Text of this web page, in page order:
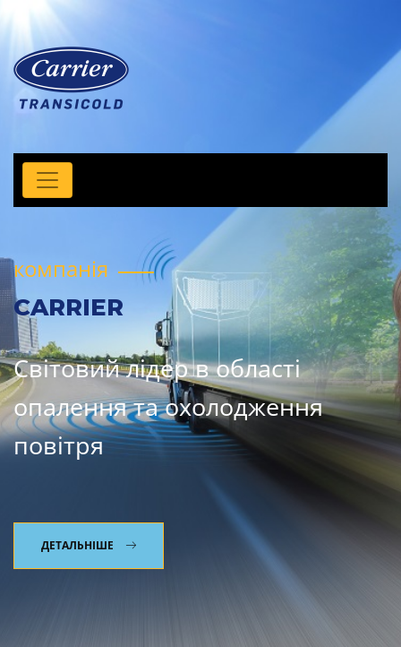
компанія
CARRIER
Світовий лідер в області
опалення та охолодження
повітря
ДЕТАЛЬНІШЕ